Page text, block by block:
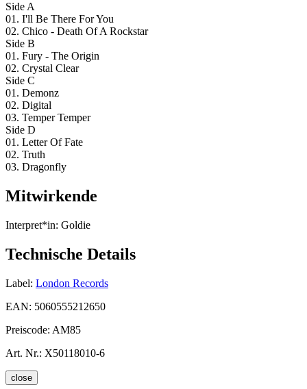
Side A
01. I'll Be There For You
02. Chico - Death Of A Rockstar
Side B
01. Fury - The Origin
02. Crystal Clear
Side C
01. Demonz
02. Digital
03. Temper Temper
Side D
01. Letter Of Fate
02. Truth
03. Dragonfly
Mitwirkende
Interpret*in: Goldie
Technische Details
Label: London Records
EAN: 5060555212650
Preiscode: AM85
Art. Nr.: X50118010-6
close